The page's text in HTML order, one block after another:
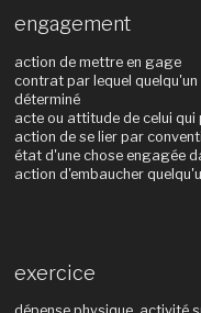
engagement
action de mettre en gage
contrat par lequel
déterminé
acte ou attitude de celui qui
action de se lier par
état d'une chose engagée
action d'embaucher
exercice